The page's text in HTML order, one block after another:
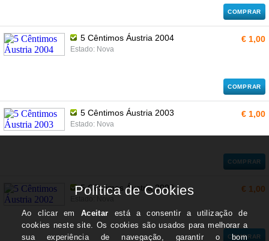
COMPRAR
5 Cêntimos Áustria 2004
Estado: Nova
€ 1,00
COMPRAR
5 Cêntimos Áustria 2003
Estado: Nova
€ 1,00
COMPRAR
5 Cêntimos Áustria 2002 € 1,00
COMPRAR